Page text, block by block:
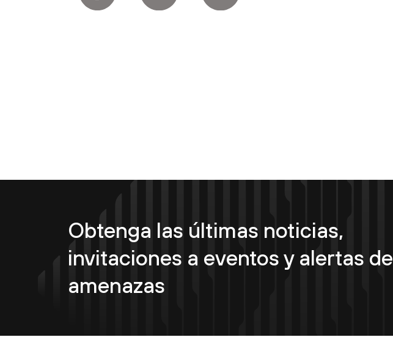
Obtenga las últimas noticias,
invitaciones a eventos y alertas de
amenazas